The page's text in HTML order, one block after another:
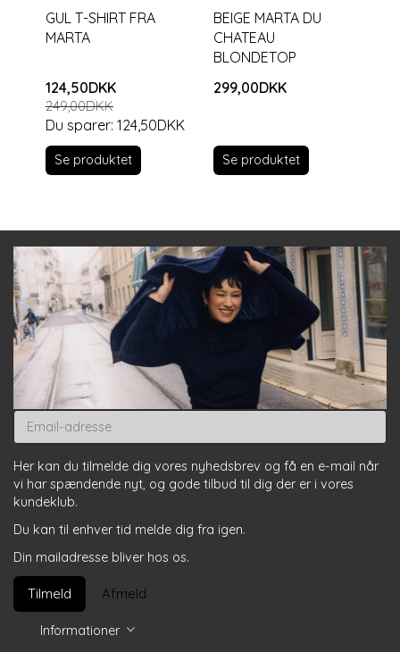
GUL T-SHIRT FRA
MARTA
124,50DKK
249,00DKK
Du sparer: 124,50DKK
Se produktet
BEIGE MARTA DU
CHATEAU
BLONDETOP
299,00DKK
Se produktet
Email-
adresse
Her kan du tilmelde dig vores nyhedsbrev og få en e-mail når
vi har spændende nyt, og gode tilbud til dig der er i vores
kundeklub.
Du kan til enhver tid melde dig fra igen.
Din mailadresse bliver hos os.
Tilmeld Afmeld
Informationer